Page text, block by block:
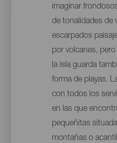
imaginar
de tonalidades de
escarpados
por volcanes,
la isla guarda
forma de playas.
con todos los
en las que
pequeñitas
montañas o